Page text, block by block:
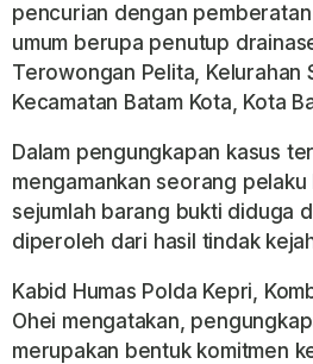
pencurian dengan
umum berupa penutup
Terowongan Pelita, Kelurahan
Kecamatan Batam Kota, Kota
Dalam pengungkapan kasus
mengamankan seorang
sejumlah barang bukti diduga
diperoleh dari hasil tindak
Kabid Humas Polda Kepri,
Ohei mengatakan,
merupakan bentuk komitmen